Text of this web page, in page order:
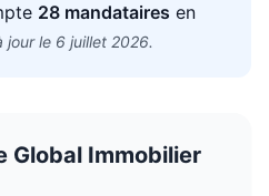
28 mandataires en
jour le 6 juillet 2026.
Global Immobilier